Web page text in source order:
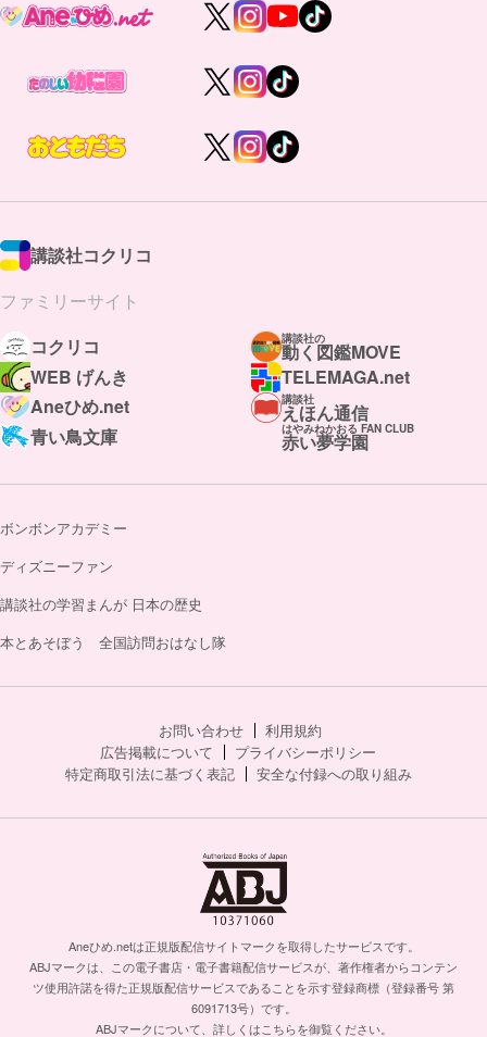
講談社コクリコ
ファミリーサイト
コクリコ
講談社の
動く図鑑MOVE
WEB げんき
TELEMAGA.net
Aneひめ.net
講談社
えほん通信
青い鳥文庫
はやみねかおる FAN CLUB
赤い夢学園
ボンボンアカデミー
ディズニーファン
講談社の学習まんが 日本の歴史
本とあそぼう 全国訪問おはなし隊
お問い合わせ
利用規約
広告掲載について
プライバシーポリシー
特定商取引法に基づく表記
安全な付録への取り組み
Aneひめ.netは正規版配信サイトマークを取得したサービスです。
ABJマークは、この電子書店・電子書籍配信サービスが、著作権者からコンテン
ツ使用許諾を得た正規版配信サービスであることを示す登録商標（登録番号 第
6091713号）です。
ABJマークについて、詳しくはこちらを御覧ください。